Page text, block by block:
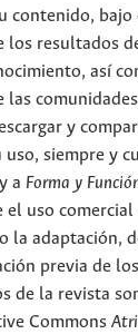
contenido,
los resultados
así
y
uso, siempre y
a Forma y
el uso
la adaptación,
previa de
de la revista
Commons